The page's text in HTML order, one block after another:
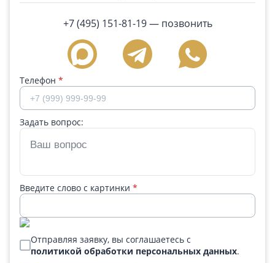
+7 (495) 151-81-19— позвонить
Телефон *
Задать вопрос:
Введите слово с картинки *
Отправляя заявку, вы соглашаетесь с
политикой обработки персональных данных.